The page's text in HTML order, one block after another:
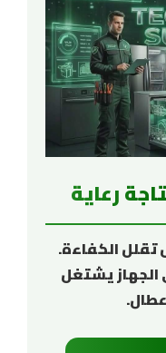
رعاية
تقلل الكفاءة.
يشتغل